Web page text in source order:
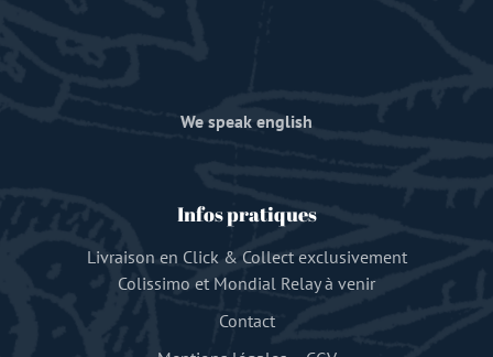
We speak english
Infos pratiques
Livraison en Click & Collect exclusivement
Colissimo et Mondial Relay à venir
Contact